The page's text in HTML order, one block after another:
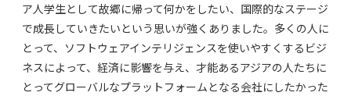
ア人学生として故郷に帰って何かをしたい、国際的なステージ
で成長していきたいという思いが強くありました。多くの人に
とって、ソフトウェアインテリジェンスを使いやすくするビジ
ネスによって、経済に影響を与え、才能あるアジアの人たちに
とってグローバルなプラットフォームとなる会社にしたかった